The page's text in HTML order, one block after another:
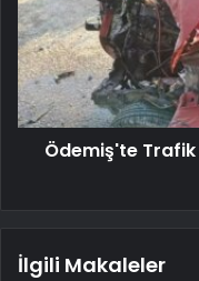
Ödemiş'te Trafik
İlgili Makaleler